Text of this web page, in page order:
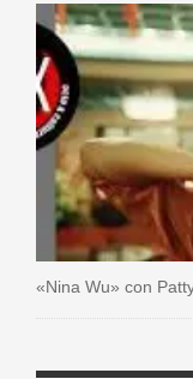
«Nina Wu» con